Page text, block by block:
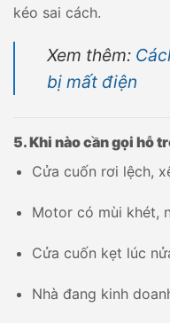
kéo sai cách.
Xem thêm:
bị mất điện
5. Khi nào cần gọi hỗ
Cửa cuốn rơi lệch,
Motor có mùi khét,
Cửa cuốn kẹt lúc
Nhà đang kinh